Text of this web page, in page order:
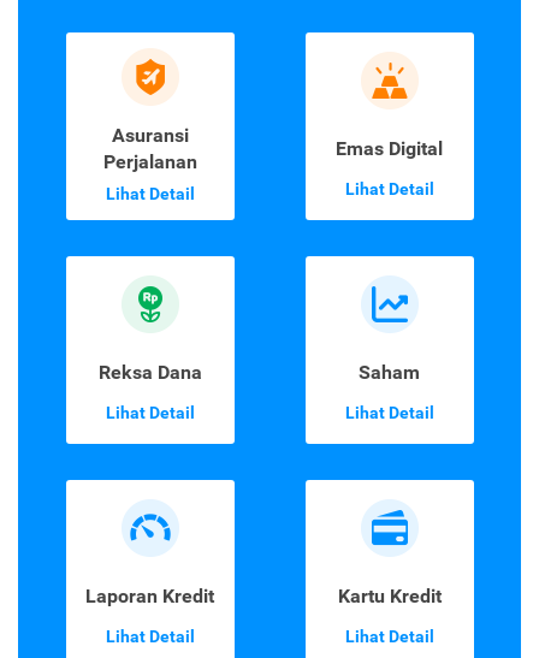
Asuransi
Perjalanan
Lihat Detail
Emas Digital
Lihat Detail
Reksa Dana
Lihat Detail
Saham
Lihat Detail
Laporan Kredit
Lihat Detail
Kartu Kredit
Lihat Detail